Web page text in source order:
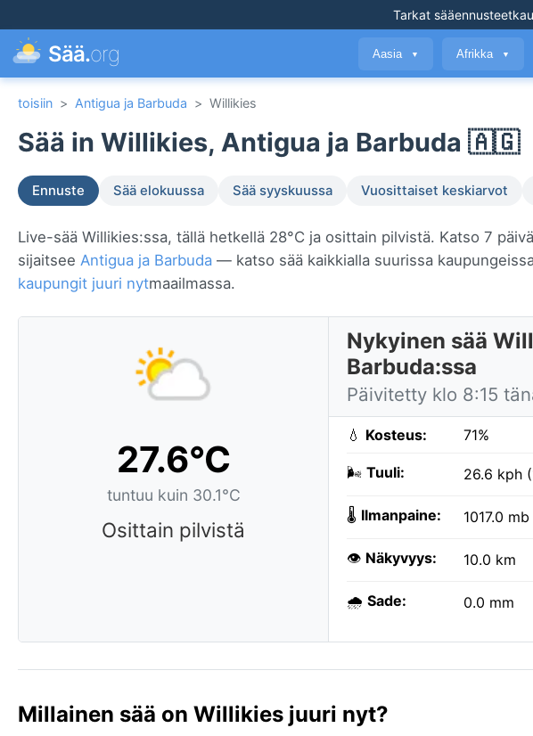
Tarkat sääennusteet
Sää.org Aasia ▼ Afrikka ▼
toisiin > Antigua ja Barbuda > Willikies
Sää in Willikies, Antigua ja Barbuda 🇦🇬
Ennuste Sää elokuussa Sää syyskuussa Vuosittaiset keskiarvot
Live-sää Willikies:ssa, tällä hetkellä 28°C ja osittain pilvistä. Katso 7
sijaitsee Antigua ja Barbuda — katso sää kaikkialla suurissa
kaupungit juuri nytmaailmassa.
27.6°C
tuntuu kuin 30.1°C
Osittain pilvistä
Nykyinen sää
Barbuda:ssa
Päivitetty klo 8:15
💧 Kosteus: 71%
🌬️ Tuuli: 26.6 kph
🌡️ Ilmanpaine: 1017.0 mb
👁️ Näkyvyys: 10.0 km
🌧️ Sade: 0.0 mm
Millainen sää on Willikies juuri nyt?